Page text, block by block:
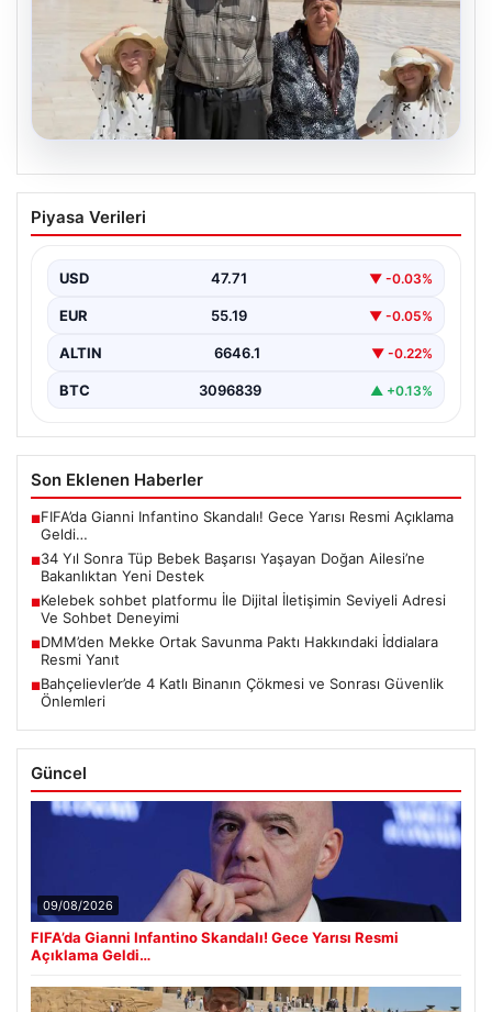
08.08.2026
34 Yıl Sonra Tüp Bebek Başarısı
Yaşayan Doğan Ailesi’ne Bakanlıktan
Uzun yıllardır çocuk özlemi çeken Adıyamanlı Doğan
Piyasa Verileri
USD 47.71 ▼ -0.03%
EUR 55.19 ▼ -0.05%
ALTIN 6646.1 ▼ -0.22%
BTC 3096839 ▲ +0.13%
Son Eklenen Haberler
■FIFA’da Gianni Infantino Skandalı! Gece Yarısı Resmi Açıklama
Geldi…
■34 Yıl Sonra Tüp Bebek Başarısı Yaşayan Doğan Ailesi’ne
Bakanlıktan Yeni Destek
■Kelebek sohbet platformu İle Dijital İletişimin Seviyeli Adresi
Ve Sohbet Deneyimi
■DMM’den Mekke Ortak Savunma Paktı Hakkındaki İddialara
Resmi Yanıt
■Bahçelievler’de 4 Katlı Binanın Çökmesi ve Sonrası Güvenlik
Önlemleri
Güncel
09/08/2026
FIFA’da Gianni Infantino Skandalı! Gece Yarısı Resmi
Açıklama Geldi…